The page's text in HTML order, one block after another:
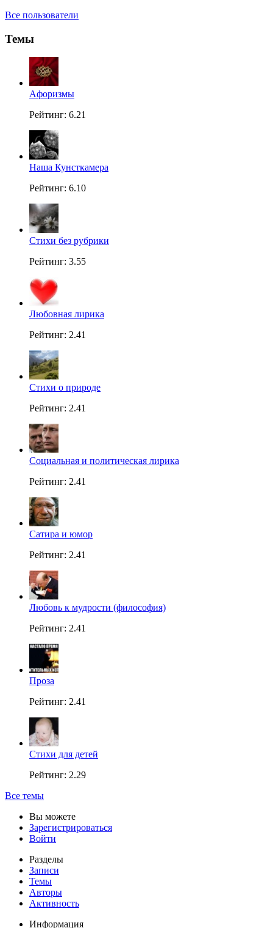
Все пользователи
Темы
Aфоризмы
Рейтинг: 6.21
Наша Кунсткамера
Рейтинг: 6.10
Стихи без рубрики
Рейтинг: 3.55
Любовная лирика
Рейтинг: 2.41
Стихи о природе
Рейтинг: 2.41
Социальная и политическая лирика
Рейтинг: 2.41
Сатира и юмор
Рейтинг: 2.41
Любовь к мудрости (философия)
Рейтинг: 2.41
Проза
Рейтинг: 2.41
Стихи для детей
Рейтинг: 2.29
Все темы
Вы можете
Зарегистрироваться
Войти
Разделы
Записи
Темы
Авторы
Активность
Информация